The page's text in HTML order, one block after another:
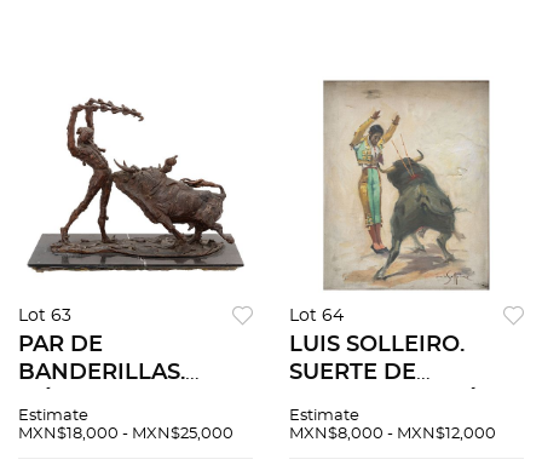
Lot 63
PAR DE
BANDERILLAS.
Fundición en bronce
Estimate
MXN$18,000 - MXN$25,000
Lot 64
LUIS SOLLEIRO.
SUERTE DE
sobre tela. Firmado
Estimate
MXN$8,000 - MXN$12,000